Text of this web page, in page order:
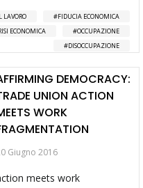
LAVORO
FIDUCIA ECONOMICA
ECONOMICA
OCCUPAZIONE
DISOCCUPAZIONE
DEMOCRACY:
UNION ACTION
WORK
Giugno 2016
meets work